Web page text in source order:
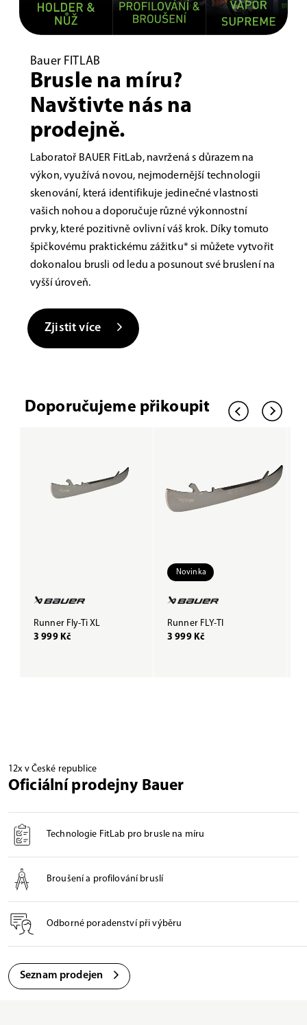
Bauer FITLAB
Brusle na míru?
Navštivte nás na
prodejně.
Laboratoř BAUER FitLab, navržená s důrazem na
výkon, využívá novou, nejmodernější technologii
skenování, která identifikuje jedinečné vlastnosti
vašich nohou a doporučuje různé výkonnostní
prvky, které pozitivně ovlivní váš krok. Díky tomuto
špičkovému praktickému zážitku* si můžete vytvořit
dokonalou brusli od ledu a posunout své bruslení na
vyšší úroveň.
Zjistit více
Doporučujeme přikoupit
Runner Fly-Ti XL
3 999 Kč
Novinka
Runner FLY-TI
3 999 Kč
12x v České republice
Oficiální prodejny Bauer
Technologie FitLab pro brusle na míru
Broušení a profilování bruslí
Odborné poradenství při výběru
Seznam prodejen